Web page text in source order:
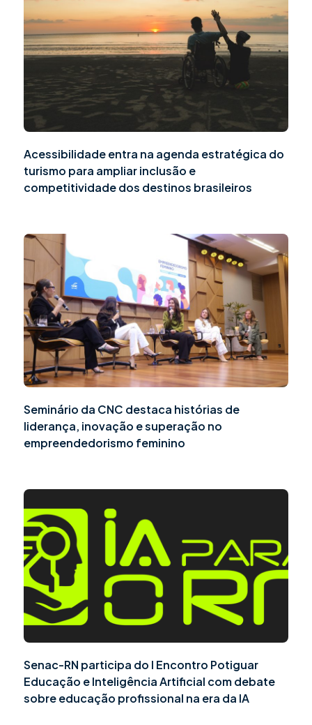
Acessibilidade entra na agenda estratégica do
turismo para ampliar inclusão e
competitividade dos destinos brasileiros
Seminário da CNC destaca histórias de
liderança, inovação e superação no
empreendedorismo feminino
Senac-RN participa do I Encontro Potiguar
Educação e Inteligência Artificial com debate
sobre educação profissional na era da IA